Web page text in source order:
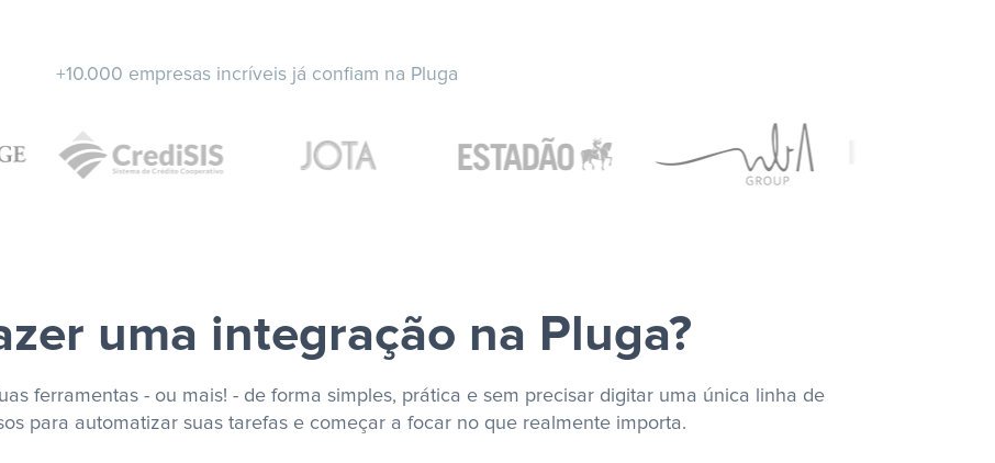
+10.000 empresas incríveis já confiam na Pluga
uma integração na Pluga?
ferramentas - ou mais! - de forma simples, prática e sem precisar digitar uma única linha de
para automatizar suas tarefas e começar a focar no que realmente importa.